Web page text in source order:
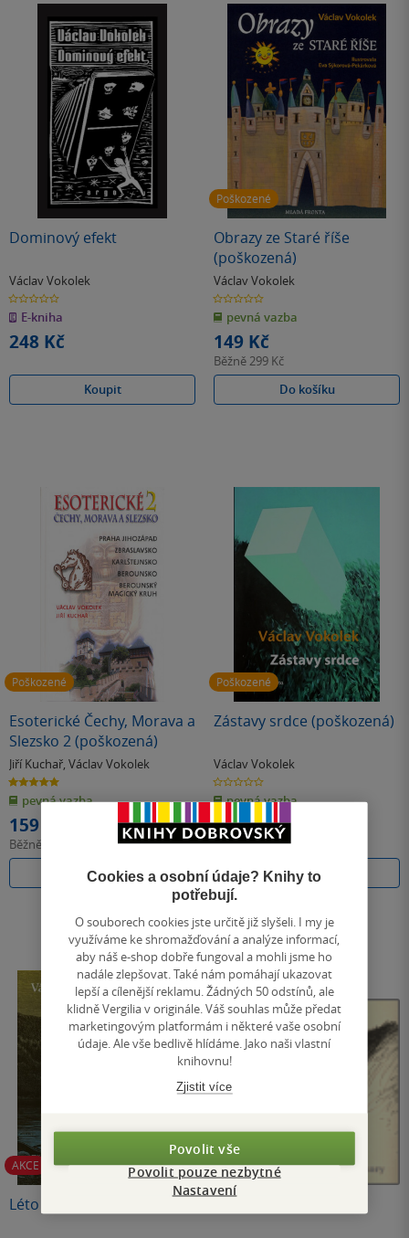
Dominový efekt
Václav Vokolek
0.0
z
5
hvězdiček
E-kniha
248 Kč
Koupit
Poškozené
Obrazy ze Staré říše
(poškozená)
Václav Vokolek
0.0
z
5
hvězdiček
pevná vazba
149 Kč
Běžně299 Kč
Do košíku
Poškozené
Esoterické Čechy, Morava a
Slezsko 2 (poškozená)
Jiří Kuchař, Václav Vokolek
5.0
z
5
hvězdiček
pevná vazba
159 Kč
Běžně
Do košíku
Poškozené
Zástavy srdce (poškozená)
Václav Vokolek
0.0
z
5 pevná vazba
179 Kč
Běžně299 Kč
Do košíku
AKCE
Léto
Cookies a osobní údaje? Knihy to
potřebují.
O souborech cookies jste určitě již slyšeli. I my je
využíváme ke shromažďování a analýze informací,
aby náš e-shop dobře fungoval a mohli jsme ho
nadále zlepšovat. Také nám pomáhají ukazovat
lepší a cílenější reklamu. Žádných 50 odstínů, ale
klidně Vergilia v originále. Váš souhlas může předat
marketingovým platformám i některé vaše osobní
údaje. Ale vše bedlivě hlídáme. Jako naši vlastní
knihovnu!
Zjistit více
Povolit vše
Povolit pouze nezbytné
Nastavení